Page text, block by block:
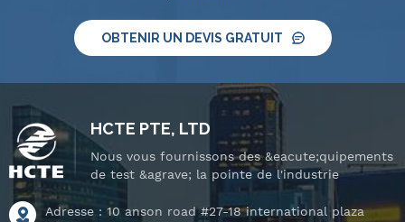
OBTENIR UN DEVIS GRATUIT
HCTE PTE, LTD
Nous vous fournissons des &eacute;quipements
de test &agrave; la pointe de l'industrie
Adresse : 10 anson road #27-18 international plaza